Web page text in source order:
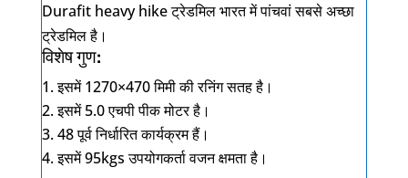
Durafit heavy hikeट्रेडमिल भारत में पांचवां सबसे अच्छा
ट्रेडमिल है।
विशेष गुण:
इसमें1270×470मिमी की रनिंग सतह है।
इसमें5.0एचपी पीक मोटर है।
48पूर्व निर्धारित कार्यक्रम हैं।
इसमें95kgsउपयोगकर्ता वजन क्षमता है।